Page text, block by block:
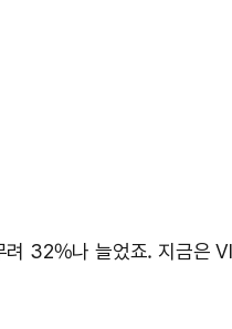
32%나 늘었죠. 지금은